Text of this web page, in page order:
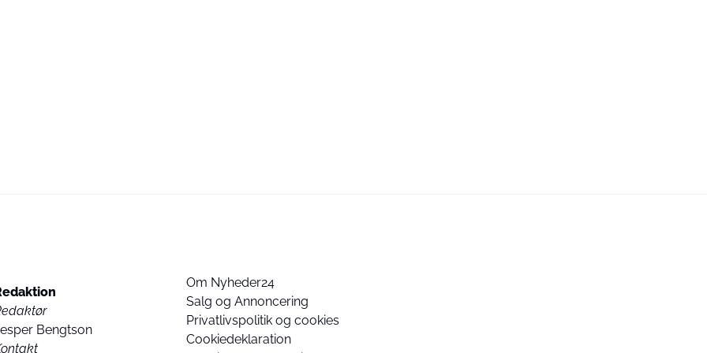
Bengtson
Om Nyheder24
Salg og Annoncering
Privatlivspolitik og cookies
Cookiedeklaration